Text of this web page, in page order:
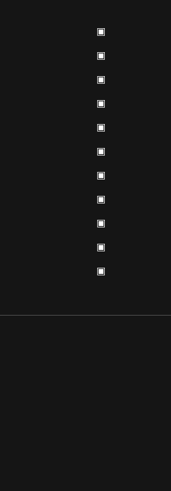
▣
▣
▣
▣
▣
▣
▣
▣
▣
▣
▣